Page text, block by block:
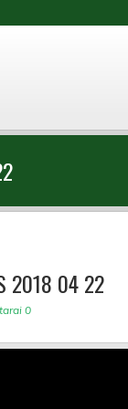
2018 04 22
0